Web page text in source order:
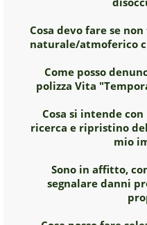
Cosa devo fare se
naturale/atmoferico
Come posso
polizza Vita
Cosa si intende
ricerca e ripristino
mio
Sono in affitto,
segnalare danni